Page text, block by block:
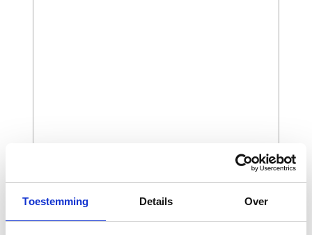
Toestemming Details Over
CAPTCHA